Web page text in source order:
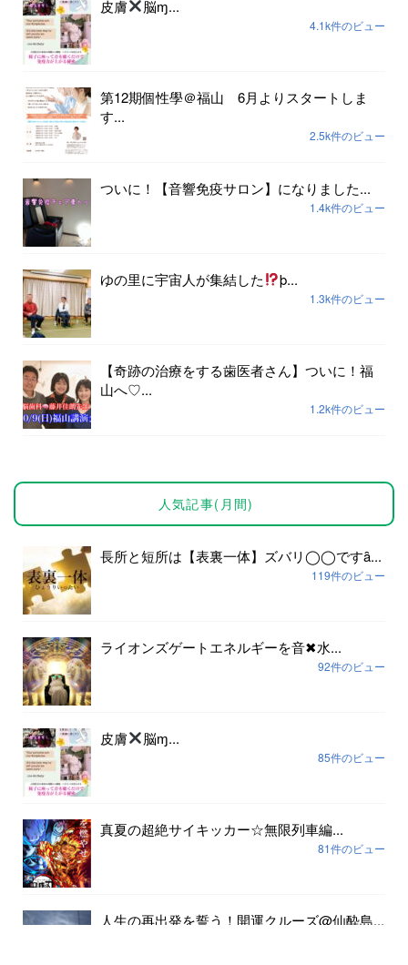
皮膚 脳ɱ...
4.1k件のビュー
第12期個性學＠福山 6月よりスタートしま
す...
2.5k件のビュー
ついに！【音響免疫サロン】になりました...
1.4k件のビュー
ゆの里に宇宙人が集結した þ...
1.3k件のビュー
【奇跡の治療をする歯医者さん】ついに！福
山へ♡...
1.2k件のビュー
人気記事(月間)
長所と短所は【表裏一体】ズバリ◯◯ですȃ...
119件のビュー
ライオンズゲートエネルギーを音✖︎水...
92件のビュー
皮膚 脳ɱ...
85件のビュー
真夏の超絶サイキッカー☆無限列車編...
81件のビュー
人生の再出発を誓う！開運クルーズ@仙酔島...